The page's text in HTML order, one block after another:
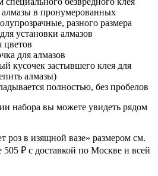
в пронумерованных
разного размера
установки алмазов
цветов
для алмазов
кусочек застывшего клея для
алмазы)
полностью, без пробелов
набора вы можете увидеть рядом
роз в изящной вазе» размером см.
₽ с доставкой по Москве и всей